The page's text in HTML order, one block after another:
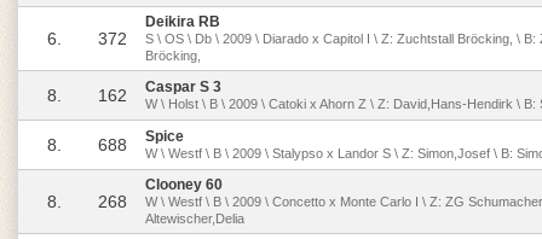
6. 372
Deikira RB
S \ OS \ Db \ 2009 \ Diarado x Capitol I \ Z: Zuchtstall Bröcking, \ B:
Bröcking,
8. 162 Caspar S 3
W \ Holst \ B \ 2009 \ Catoki x Ahorn Z \ Z: David,Hans-Hendirk \ B:
8. 688 Spice
W \ Westf \ B \ 2009 \ Stalypso x Landor S \ Z: Simon,Josef \ B:
8. 268
Clooney 60
W \ Westf \ B \ 2009 \ Concetto x Monte Carlo I \ Z: ZG
Altewischer,Delia